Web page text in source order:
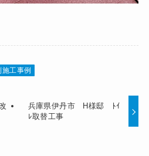
施工事例
兵庫県伊丹市 H様邸 ﾄｲ
ﾚ取替工事